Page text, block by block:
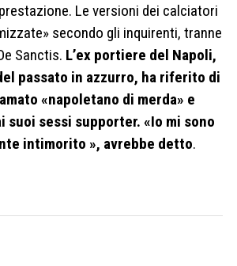
Le versioni dei calciatori
secondo gli inquirenti, tranne
Sanctis. L’ex portiere del Napoli,
passato in azzurro, ha riferito di
«napoletano di merda» e
suoi sessi supporter. «Io mi sono
intimorito », avrebbe detto.